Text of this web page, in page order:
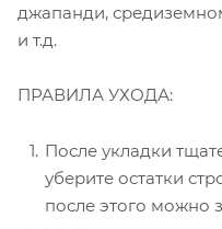
джапанди,
и т.д.
ПРАВИЛА УХОДА:
После укладки
уберите остатки
после этого можно